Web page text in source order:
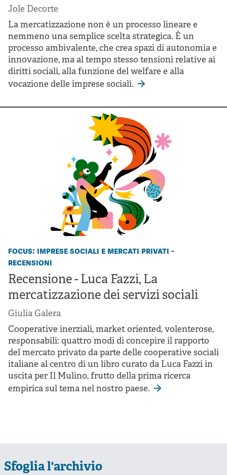
Jole Decorte
La mercatizzazione non è un processo lineare e
nemmeno una semplice scelta strategica. È un
processo ambivalente, che crea spazi di autonomia e
innovazione, ma al tempo stesso tensioni relative ai
diritti sociali, alla funzione del welfare e alla
vocazione delle imprese sociali.
focus: imprese sociali e mercati privati -
recensioni
Recensione - Luca Fazzi, La
mercatizzazione dei servizi sociali
Giulia Galera
Cooperative inerziali, market oriented, volenterose,
responsabili: quattro modi di concepire il rapporto
del mercato privato da parte delle cooperative sociali
italiane al centro di un libro curato da Luca Fazzi in
uscita per Il Mulino, frutto della prima ricerca
empirica sul tema nel nostro paese.
Sfoglia l'archivio